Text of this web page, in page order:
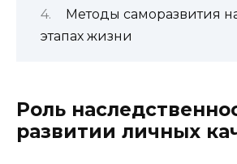
Методы саморазвития
этапах жизни
Роль
развитии личных